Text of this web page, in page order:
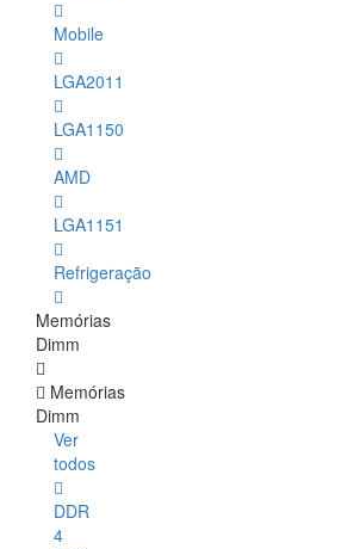
Mobile
LGA2011
LGA1150
AMD
LGA1151
Refrigeração
Memórias
Dimm
Memórias
Dimm
Ver
todos
DDR
4